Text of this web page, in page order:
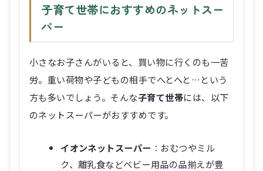
子育て世帯におすすめのネットスー
パー
小さなお子さんがいると、買い物に行くのも一苦
労。重い荷物や子どもの相手でへとへと…という
方も多いでしょう。そんな子育て世帯には、以下
のネットスーパーがおすすめです。
イオンネットスーパー ：おむつやミル
ク、離乳食などベビー用品の品揃えが豊